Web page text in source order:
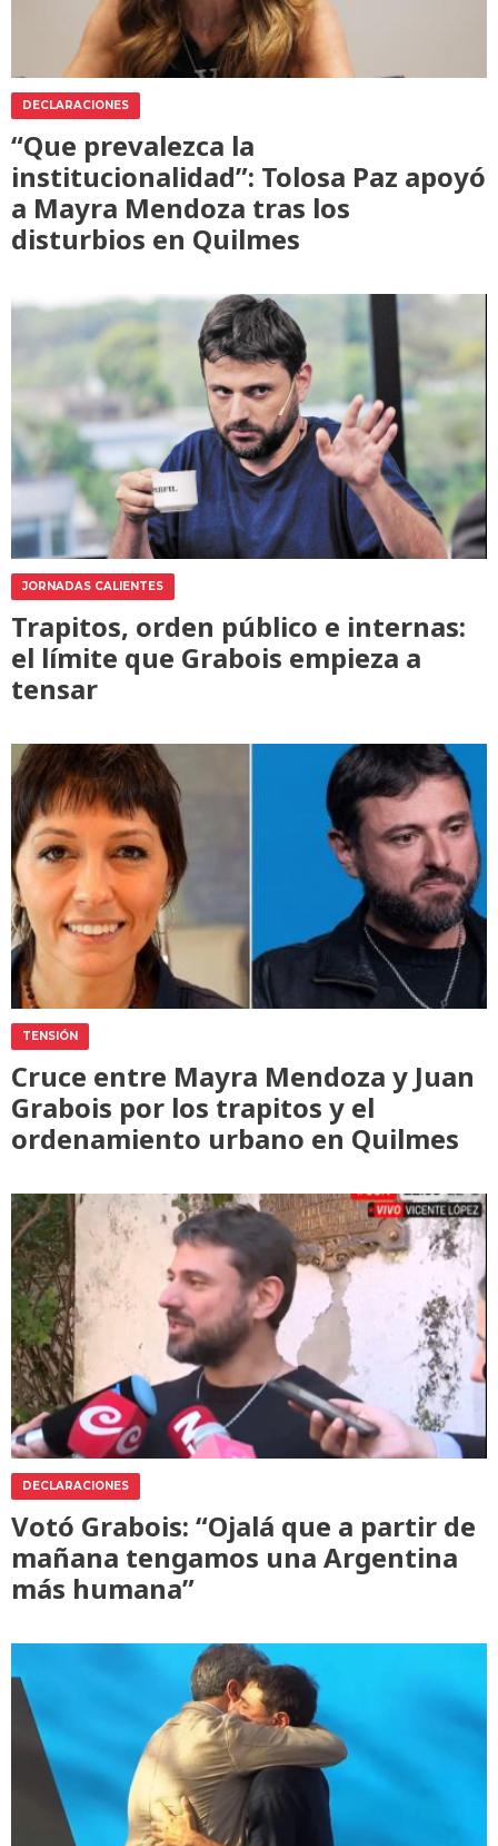
DECLARACIONES
“Que prevalezca la
institucionalidad”: Tolosa Paz apoyó
a Mayra Mendoza tras los
disturbios en Quilmes
JORNADAS CALIENTES
Trapitos, orden público e internas:
el límite que Grabois empieza a
tensar
TENSIÓN
Cruce entre Mayra Mendoza y Juan
Grabois por los trapitos y el
ordenamiento urbano en Quilmes
DECLARACIONES
Votó Grabois: “Ojalá que a partir de
mañana tengamos una Argentina
más humana”